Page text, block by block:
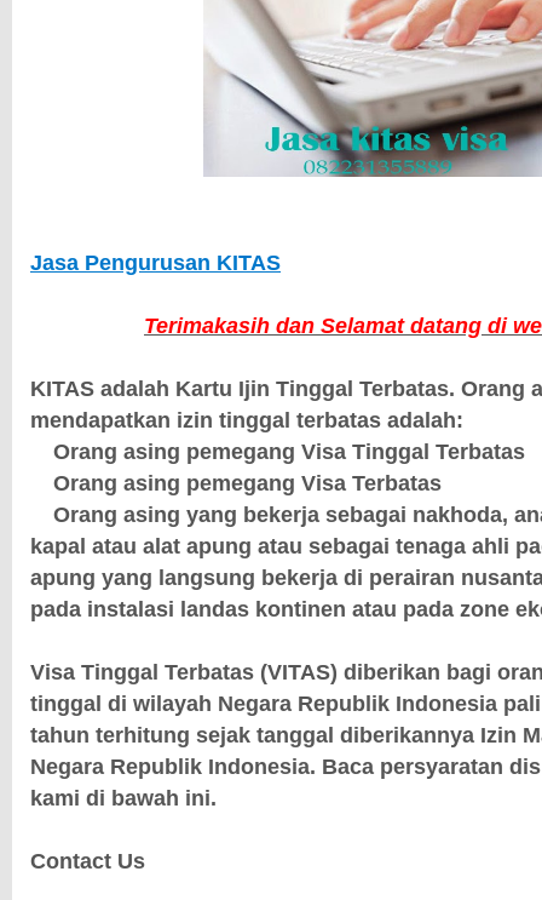
Jasa Pengurusan KITAS
Terimakasih dan Selamat datang di
KITAS adalah Kartu Ijin Tinggal Terbatas. Orang
mendapatkan izin tinggal terbatas adalah:
Orang asing pemegang Visa Tinggal Terbatas
Orang asing pemegang Visa Terbatas
Orang asing yang bekerja sebagai nakhoda,
kapal atau alat apung atau sebagai tenaga ahli
apung yang langsung bekerja di perairan
pada instalasi landas kontinen atau pada zone
Visa Tinggal Terbatas (VITAS) diberikan bagi
tinggal di wilayah Negara Republik Indonesia
tahun terhitung sejak tanggal diberikannya Izin
Negara Republik Indonesia. Baca persyaratan
kami di bawah ini.
Contact Us